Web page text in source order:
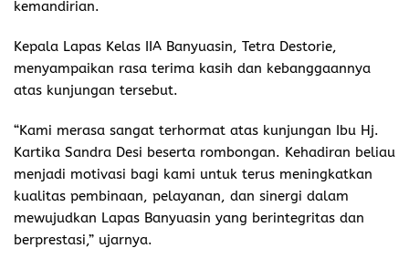
kemandirian.
Kepala Lapas Kelas IIA Banyuasin, Tetra Destorie,
menyampaikan rasa terima kasih dan kebanggaannya
atas kunjungan tersebut.
“Kami merasa sangat terhormat atas kunjungan Ibu Hj.
Kartika Sandra Desi beserta rombongan. Kehadiran beliau
menjadi motivasi bagi kami untuk terus meningkatkan
kualitas pembinaan, pelayanan, dan sinergi dalam
mewujudkan Lapas Banyuasin yang berintegritas dan
berprestasi,” ujarnya.